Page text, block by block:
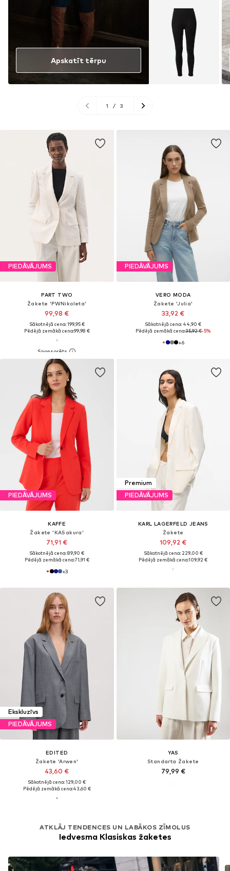
Apskatīt tērpu
1 / 3
PIEDĀVĀJUMS
PART TWO
Žakete 'PWNikoleta'
99,98 €
Sākotnējā cena: 199,95 €
Pēdējā zemākā cena:99,98 €
PIEDĀVĀJUMS
VERO MODA
Žakete 'Julia'
33,92 €
Sākotnējā cena: 44,90 €
Pēdējā zemākā cena:35,92 €-5%
+6
PIEDĀVĀJUMS
KAFFE
Žakete 'KASakura'
71,91 €
Sākotnējā cena: 89,90 €
Pēdējā zemākā cena:71,91 €
+3
Premium
PIEDĀVĀJUMS
KARL LAGERFELD JEANS
Žakete
109,92 €
Sākotnējā cena: 229,00 €
Pēdējā zemākā cena:109,92 €
Ekskluzīvs
PIEDĀVĀJUMS
EDITED
Žakete 'Arwen'
43,60 €
Sākotnējā cena: 129,00 €
Pēdējā zemākā cena:43,60 €
YAS
Standarta Žakete
79,99 €
ATKLĀJ TENDENCES UN LABĀKOS ZĪMOLUS
Iedvesma Klasiskas žaketes